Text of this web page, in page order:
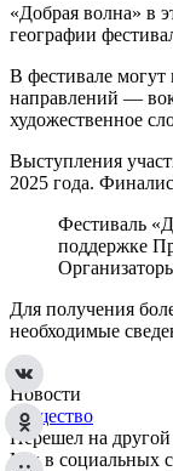
«Добрая волна» в
географии
В фестивале могут
направлений —
художественное
Выступления
2025 года.
Фестиваль
поддержке
Для получения
необходимые
Новости
Общество
Перешел на
Мы в социальных